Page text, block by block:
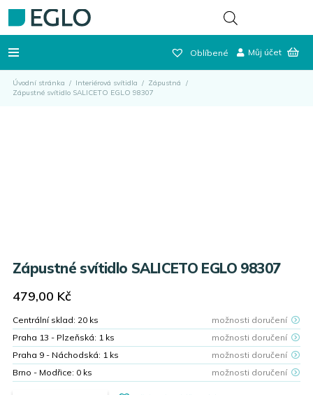
Oblíbené Můj účet
Úvodní stránka / Interiérová svítidla / Zápustná
/
Zápustné svítidlo SALICETO EGLO 98307
Zápustné svítidlo SALICETO EGLO 98307
479,00 Kč
Centrální sklad: 20 ks
možnosti doručení
Praha 13 - Plzeňská: 1 ks
možnosti doručení
Praha 9 - Náchodská: 1 ks
možnosti doručení
Brno - Modřice: 0 ks možnosti doručení